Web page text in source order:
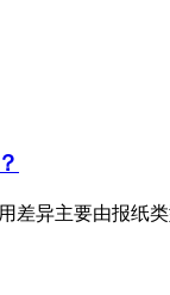
差异主要由报纸